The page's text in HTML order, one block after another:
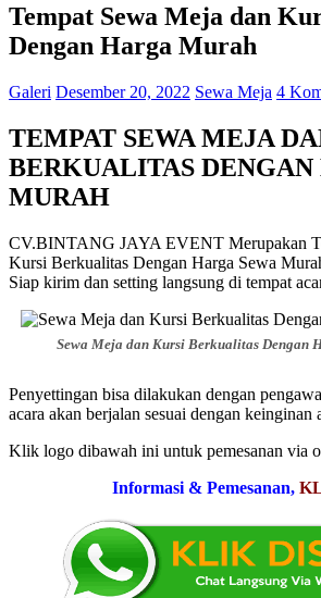
Tempat Sewa Meja dan
Dengan Harga Murah
Galeri Desember 20, 2022 Sewa Meja 4
TEMPAT SEWA MEJA
BERKUALITAS DENGAN
MURAH
CV.BINTANG JAYA EVENT Merupakan
Kursi Berkualitas Dengan Harga Sewa
Siap kirim dan setting langsung di tempat
Sewa Meja dan Kursi Berkualitas Dengan
Penyettingan bisa dilakukan dengan
acara akan berjalan sesuai dengan keinginan
Klik logo dibawah ini untuk pemesanan via
Informasi & Pemesanan,